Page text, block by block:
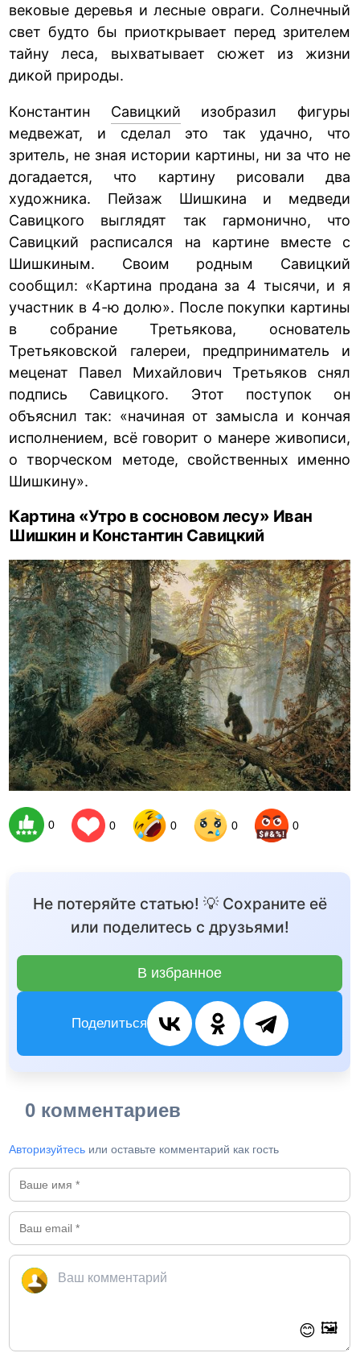
вековые деревья и лесные овраги. Солнечный
свет будто бы приоткрывает перед зрителем
тайну леса, выхватывает сюжет из жизни
дикой природы.
Константин Савицкий изобразил фигуры
медвежат, и сделал это так удачно, что
зритель, не зная истории картины, ни за что не
догадается, что картину рисовали два
художника. Пейзаж Шишкина и медведи
Савицкого выглядят так гармонично, что
Савицкий расписался на картине вместе с
Шишкиным. Своим родным Савицкий
сообщил: «Картина продана за 4 тысячи, и я
участник в 4-ю долю». После покупки картины
в собрание Третьякова, основатель
Третьяковской галереи, предприниматель и
меценат Павел Михайлович Третьяков снял
подпись Савицкого. Этот поступок он
объяснил так: «начиная от замысла и кончая
исполнением, всё говорит о манере живописи,
о творческом методе, свойственных именно
Шишкину».
Картина «Утро в сосновом лесу» Иван
Шишкин и Константин Савицкий
0 0 0 0 0
Не потеряйте статью! 💡 Сохраните её
или поделитесь с друзьями!
В избранное
Поделиться
0 комментариев
Авторизуйтесь или оставьте комментарий как гость
😊 🖼️